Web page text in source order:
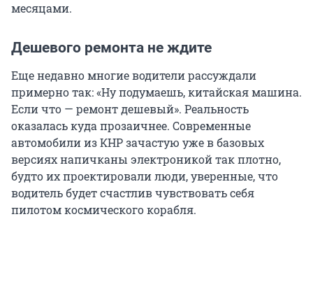
месяцами.
Дешевого ремонта не ждите
Еще недавно многие водители рассуждали
примерно так: «Ну подумаешь, китайская машина.
Если что — ремонт дешевый». Реальность
оказалась куда прозаичнее. Современные
автомобили из КНР зачастую уже в базовых
версиях напичканы электроникой так плотно,
будто их проектировали люди, уверенные, что
водитель будет счастлив чувствовать себя
пилотом космического корабля.